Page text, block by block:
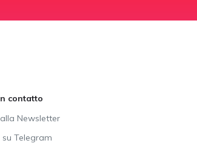
contatto
Newsletter
su Telegram